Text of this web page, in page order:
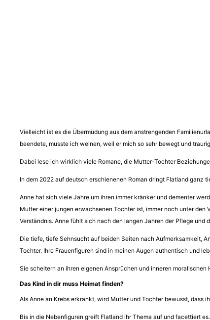
Vielleicht ist es die Übermüdung aus dem anstrengenden
beendete, musste ich weinen, weil er mich so sehr bewegt und
Dabei lese ich wirklich viele Romane, die Mutter-Tochter
In dem 2022 auf deutsch erschienenen Roman dringt Flatland ganz
Anne hat sich viele Jahre um ihren immer kränker und dementer
Mutter einer jungen erwachsenen Tochter ist, immer noch unter
Verständnis. Anne fühlt sich nach den langen Jahren der Pflege
Die tiefe, tiefe Sehnsucht auf beiden Seiten nach Aufmerksamkeit,
Tochter. Ihre Frauenfiguren sind in meinen Augen authentisch und
Sie scheitern an ihren eigenen Ansprüchen und inneren
Das Kind in dir muss Heimat finden?
Als Anne an Krebs erkrankt, wird Mutter und Tochter bewusst,
Bis in die Nebenfiguren greift Flatland ihr Thema auf und facettiert